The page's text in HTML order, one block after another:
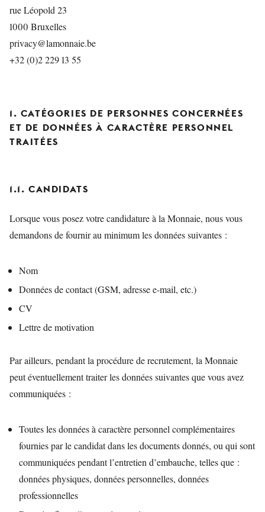
rue Léopold 23
1000 Bruxelles
privacy@lamonnaie.be
+32 (0)2 229 13 55
1. CATÉGORIES DE PERSONNES CONCERNÉES
ET DE DONNÉES À CARACTÈRE PERSONNEL
TRAITÉES
1.1. CANDIDATS
Lorsque vous posez votre candidature à la Monnaie, nous vous
demandons de fournir au minimum les données suivantes :
Nom
Données de contact (GSM, adresse e-mail, etc.)
CV
Lettre de motivation
Par ailleurs, pendant la procédure de recrutement, la Monnaie
peut éventuellement traiter les données suivantes que vous avez
communiquées :
Toutes les données à caractère personnel complémentaires
fournies par le candidat dans les documents donnés, ou qui sont
communiquées pendant l’entretien d’embauche, telles que :
données physiques, données personnelles, données
professionnelles